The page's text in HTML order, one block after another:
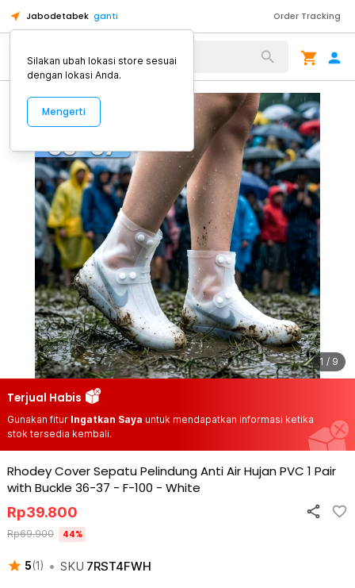
Jabodetabek ganti Order Tracking
Alat Kopi
1 / 9
Terjual Habis
Gunakan fitur Ingatkan Saya untuk mendapatkan informasi ketika
stok tersedia kembali.
Rhodey Cover Sepatu Pelindung Anti Air Hujan PVC 1 Pair
with Buckle 36-37 - F-100 - White
5(1) • SKU 7RST4FWH
Rp39.800
Rp69.900 44%
Silakan ubah lokasi store sesuai
dengan lokasi Anda.
Mengerti